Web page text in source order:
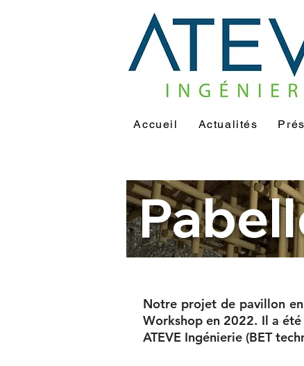
Accueil Actualités
Notre projet de pavillon
Workshop en 2022. Il a
ATEVE Ingénierie (BET